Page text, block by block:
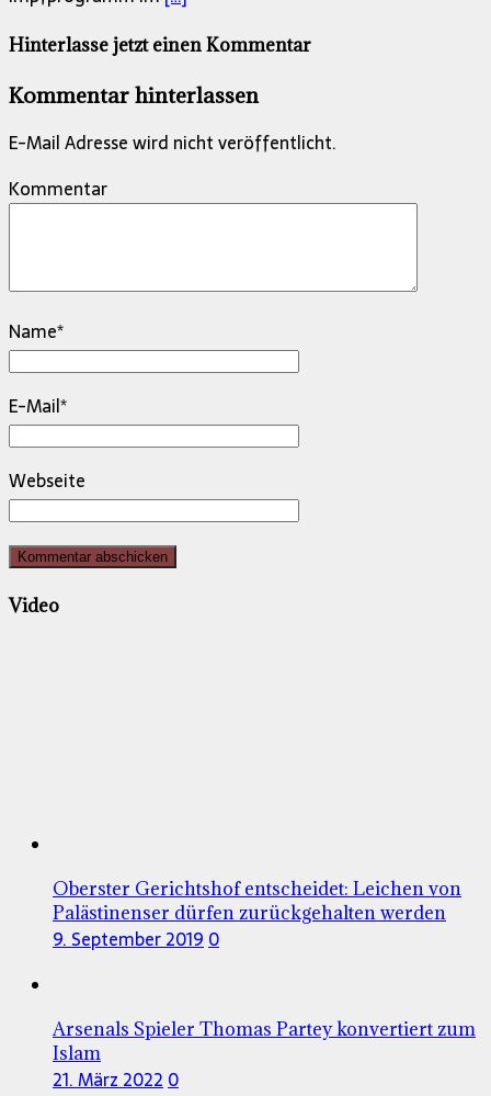
Hinterlasse jetzt einen Kommentar
Kommentar hinterlassen
E-Mail Adresse wird nicht veröffentlicht.
Kommentar
Name*
E-Mail*
Webseite
Video
Oberster Gerichtshof entscheidet: Leichen von
Palästinenser dürfen zurückgehalten werden
9. September 2019 0
Arsenals Spieler Thomas Partey konvertiert zum
Islam
21. März 2022 0